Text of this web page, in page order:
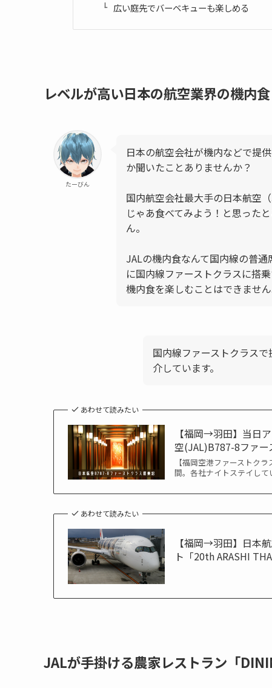
広い庭先でバーベキューも楽しめる
レベルが高い日本の航空業界の機内食
たーびん
日本の航空会社が機内などで提
か聞いたことありませんか？
国内航空会社最大手の日本航空
じゃあ食べてみよう！と思った
ん。
JALの機内食なんて国内線の普
に国内線ファーストクラスに搭
機内食を楽しむことはできません
国内線ファーストクラス
介しています。
あわせて読みたい
【福岡→羽田】当日
空(JAL)B787-8ファ
【福岡空港ファーストク
間。各社ナイトステイし
あわせて読みたい
【福岡→羽田】日本
ト「20th ARASHI
JALが手掛ける農家レストラン「